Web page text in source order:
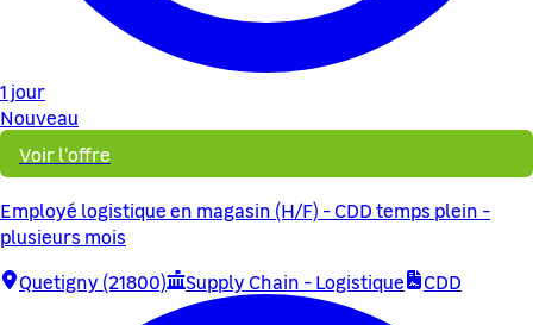
1 jour
Nouveau
Voir l'offre
Employé logistique en magasin (H/F) - CDD temps plein -
plusieurs mois
Quetigny (21800)
Supply Chain - Logistique CDD